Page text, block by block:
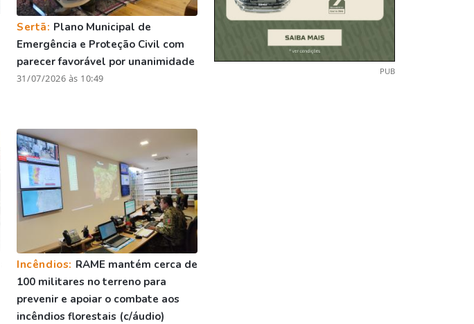
Sertã: Plano Municipal de
Emergência e Proteção Civil com
parecer favorável por unanimidade
31/07/2026 às 10:49
Incêndios: RAME mantém cerca de
100 militares no terreno para
prevenir e apoiar o combate aos
incêndios florestais (c/áudio)
PUB